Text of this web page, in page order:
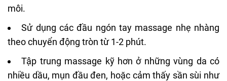
môi.
Sử dụng các đầu ngón tay massage nhẹ nhàng
theo chuyển động tròn từ 1-2 phút.
Tập trung massage kỹ hơn ở những vùng da có
nhiều dầu, mụn đầu đen, hoặc cảm thấy sần sùi như